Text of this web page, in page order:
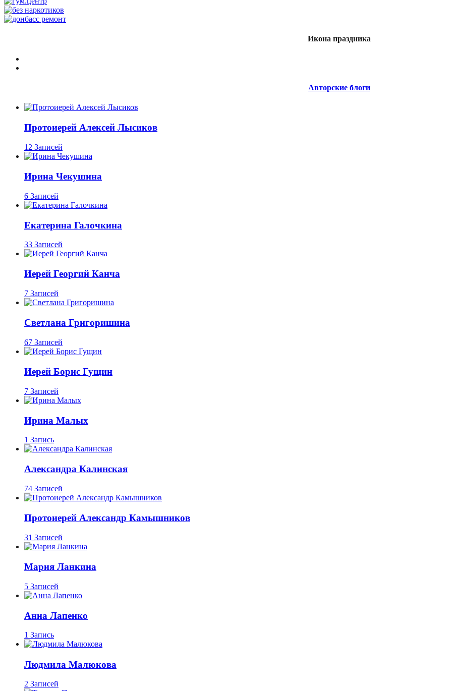
Икона праздника
Авторские блоги
Протоиерей Алексей Лысиков
12 Записей
Ирина Чекушина
6 Записей
Екатерина Галочкина
33 Записей
Иерей Георгий Канча
7 Записей
Светлана Григоришина
67 Записей
Иерей Борис Гущин
7 Записей
Ирина Малых
1 Запись
Александра Калинская
74 Записей
Протоиерей Александр Камышников
31 Записей
Мария Ланкина
5 Записей
Анна Лапенко
1 Запись
Людмила Малюкова
2 Записей